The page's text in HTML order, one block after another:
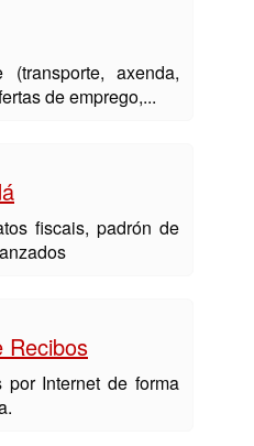
axenda,
de emprego,...
fiscais, padrón de
Recibos
Internet de forma